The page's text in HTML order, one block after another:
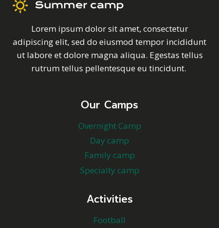
Lorem ipsum dolor sit amet, consectetur
adipiscing elit, sed do eiusmod tempor incididunt
ut labore et dolore magna aliqua. Egestas tellus
rutrum tellus pellentesque eu tincidunt.
Our Camps
Overnight Camp
Day camp
Family camp
Specialty camp
Activities
Football